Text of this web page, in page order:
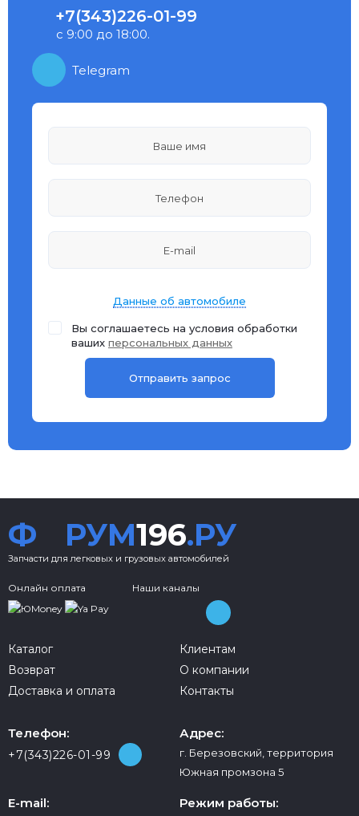
+7(343)226-01-99
с 9:00 до 18:00.
Telegram
Данные об автомобиле
Вы соглашаетесь на условия обработки
ваших персональных данных
Ф РУМ196.РУ
Запчасти для легковых и грузовых автомобилей
Онлайн оплата Наши каналы
Каталог
Возврат
Доставка и оплата
Клиентам
О компании
Контакты
Телефон:
+7(343)226-01-99
Адрес:
г. Березовский, территория
Южная промзона 5
E-mail: Режим работы: